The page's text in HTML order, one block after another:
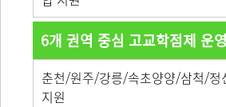
6개 권역 중심 고교학점제 운
춘천/원주/강릉/속초양양/삼척/정
지원